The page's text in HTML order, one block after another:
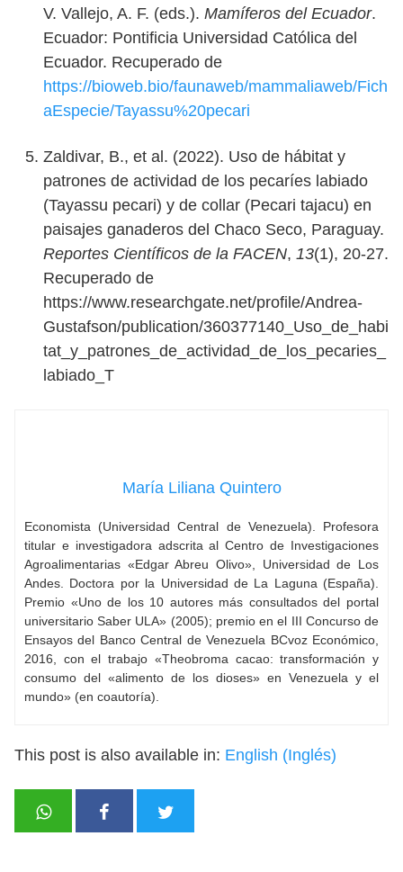
V. Vallejo, A. F. (eds.). Mamíferos del Ecuador.
Ecuador: Pontificia Universidad Católica del
Ecuador. Recuperado de
https://bioweb.bio/faunaweb/mammaliaweb/Fich
aEspecie/Tayassu%20pecari
Zaldivar, B., et al. (2022). Uso de hábitat y
patrones de actividad de los pecaríes labiado
(Tayassu pecari) y de collar (Pecari tajacu) en
paisajes ganaderos del Chaco Seco, Paraguay.
Reportes Científicos de la FACEN, 13(1), 20-27.
Recuperado de
https://www.researchgate.net/profile/Andrea-
Gustafson/publication/360377140_Uso_de_habi
tat_y_patrones_de_actividad_de_los_pecaries_
labiado_T
María Liliana Quintero
Economista (Universidad Central de Venezuela). Profesora
titular e investigadora adscrita al Centro de Investigaciones
Agroalimentarias «Edgar Abreu Olivo», Universidad de Los
Andes. Doctora por la Universidad de La Laguna (España).
Premio «Uno de los 10 autores más consultados del portal
universitario Saber ULA» (2005); premio en el III Concurso de
Ensayos del Banco Central de Venezuela BCvoz Económico,
2016, con el trabajo «Theobroma cacao: transformación y
consumo del «alimento de los dioses» en Venezuela y el
mundo» (en coautoría).
This post is also available in: English (Inglés)